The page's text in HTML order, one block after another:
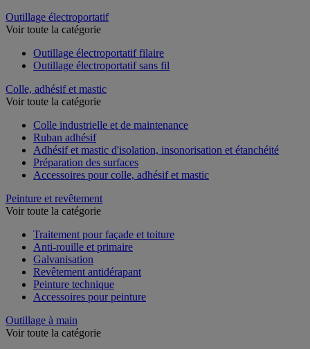
Outillage électroportatif
Voir toute la catégorie
Outillage électroportatif filaire
Outillage électroportatif sans fil
Colle, adhésif et mastic
Voir toute la catégorie
Colle industrielle et de maintenance
Ruban adhésif
Adhésif et mastic d'isolation, insonorisation et étanchéité
Préparation des surfaces
Accessoires pour colle, adhésif et mastic
Peinture et revêtement
Voir toute la catégorie
Traitement pour façade et toiture
Anti-rouille et primaire
Galvanisation
Revêtement antidérapant
Peinture technique
Accessoires pour peinture
Outillage à main
Voir toute la catégorie